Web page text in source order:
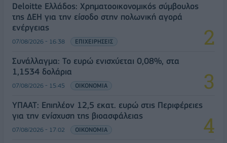
Deloitte Ελλάδος: Χρηματοοικονομικός σύμβουλος
της ΔΕΗ για την είσοδο στην πολωνική αγορά
ενέργειας
07/08/2026 - 16:38 ΕΠΙΧΕΙΡΗΣΕΙΣ
Συνάλλαγμα: Το ευρώ ενισχύεται 0,08%, στα
1,1534 δολάρια
07/08/2026 - 15:45 ΟΙΚΟΝΟΜΙΑ
ΥΠΑΑΤ: Επιπλέον 12,5 εκατ. ευρώ στις Περιφέρειες
για την ενίσχυση της βιοασφάλειας
07/08/2026 - 17:02 ΟΙΚΟΝΟΜΙΑ